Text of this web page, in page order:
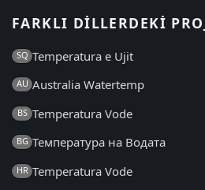
FARKLI DILLERDEKI
SQ Temperatura e Ujit
AU Australia Watertemp
BS Temperatura Vode
BG Температура на Водата
HR Temperatura Vode